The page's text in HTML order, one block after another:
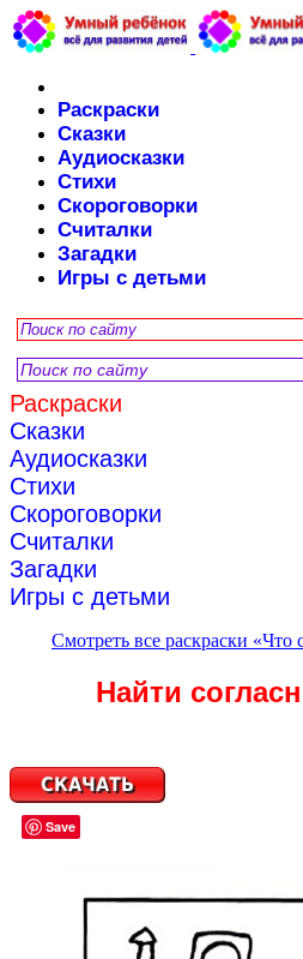
Раскраски
Сказки
Аудиосказки
Стихи
Скороговорки
Считалки
Загадки
Игры с детьми
Раскраски
Сказки
Аудиосказки
Стихи
Скороговорки
Считалки
Загадки
Игры с детьми
Смотреть все раскраски «Что
Найти
Save